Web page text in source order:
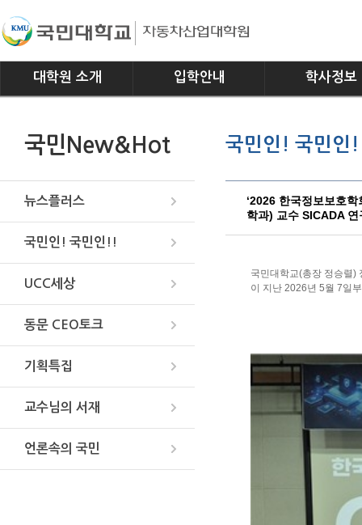
대학원 소개
연혁
입학안내 학사정보
교과과정
국민New&Hot
뉴스플러스
국민인! 국민인!!
UCC세상
동문 CEO토크
기획특집
교수님의 서재
언론속의 국민
국민인! 국민인
‘2026 한국정보보호
학과) 교수 SICADA 연
국민대학교(총장 정승렬)
이 지난 2026년 5월 7일